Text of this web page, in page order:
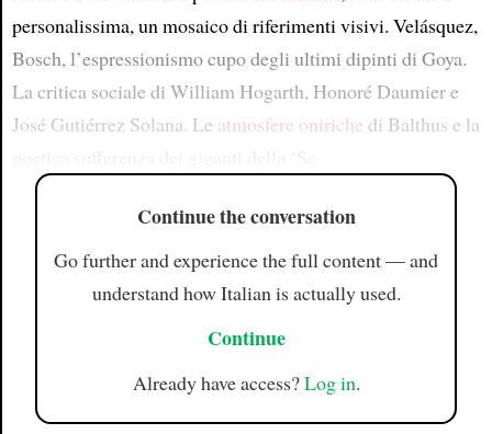
personalissima, un mosaico di riferimenti visivi. Velásquez,
Bosch, l’espressionismo cupo degli ultimi dipinti di Goya.
La critica sociale di William Hogarth, Honoré Daumier e
José Gutiérrez Solana. Le atmosfere oniriche di Balthus e la
Continue the conversation
Go further and experience the full content — and
understand how Italian is actually used.
Continue
Already have access?Log in.